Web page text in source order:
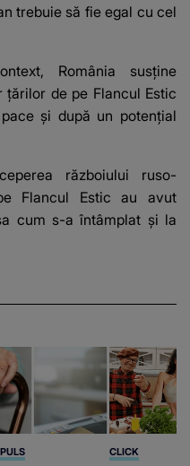
trebuie să fie egal cu cel
România susține
de pe Flancul Estic
și după un potențial
războiului ruso-
Flancul Estic au avut
cum s-a întâmplat și la
CLICK